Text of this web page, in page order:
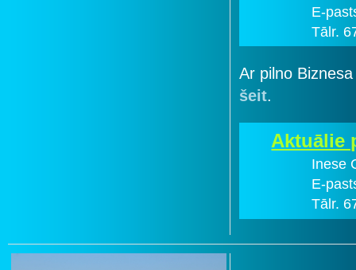
E-
Tālr.
Ar pilno
šeit.
Aktuālie
Inese
E-
Tālr.